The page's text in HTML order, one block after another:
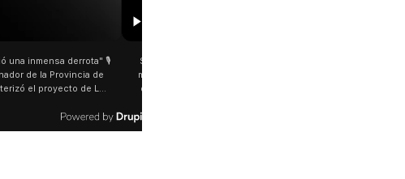
San Cayetano: Jorge García Cuerva juntó a
miles de peregrinos en Liniers El arzobispo
de Buenos Aires destacó la fortaleza de la
agua y soportó las bajas temperaturas de los
últimos días: "Son dificultades que pudieron